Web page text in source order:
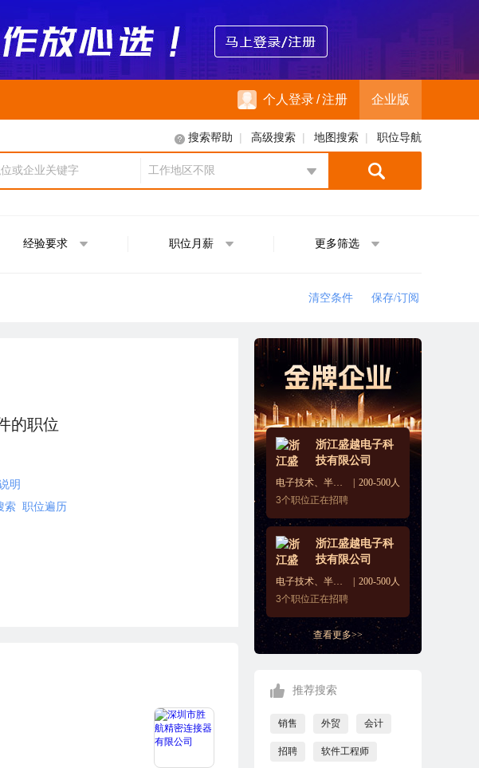
个人登录/注册 企业版
搜索帮助 | 高级搜索 | 地图搜索 | 职位导航
或企业关键字 工作地区不限
经验要求 职位月薪 更多筛选
清空条件 保存/订阅
浙江盛越电子科
技有限公司
电子技术、半导体、集成电路
200-500人
3个职位正在招聘
浙江盛越电子科
技有限公司
电子技术、半导体、集成电路
200-500人
3个职位正在招聘
查看更多>>
推荐搜索
销售 外贸 会计
招聘 软件工程师
的职位
明
索 职位遍历